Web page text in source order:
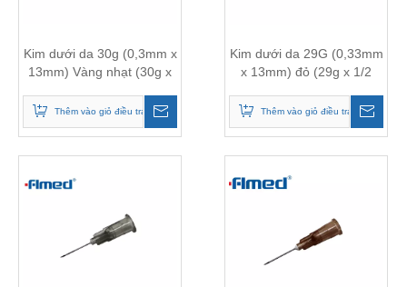
Kim dưới da 30g (0,3mm x
13mm) Vàng nhạt (30g x
Thêm vào giỏ điều tra
Kim dưới da 29G (0,33mm
x 13mm) đỏ (29g x 1/2
Thêm vào giỏ điều tra